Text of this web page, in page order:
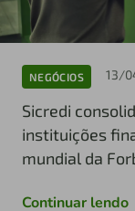
NEGÓCIOS 13/
Sicredi
instituições
mundial da
Continuar lendo